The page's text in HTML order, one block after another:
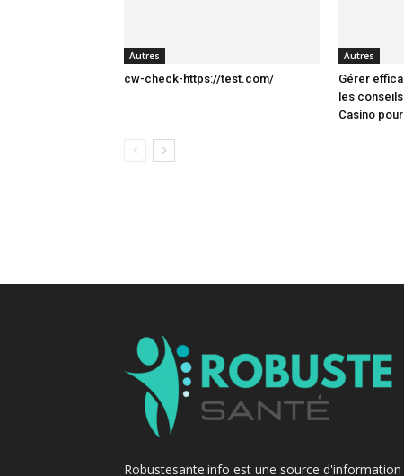
Autres
cw-check-https://test.com/
Autres
Gérer
les
Casino
Robustesante.info est une source d'information